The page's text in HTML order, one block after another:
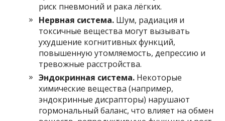
риск пневмоний и рака лёгких.
Нервная система. Шум, радиация и
токсичные вещества могут вызывать
ухудшение когнитивных функций,
повышенную утомляемость, депрессию и
тревожные расстройства.
Эндокринная система. Некоторые
химические вещества (например,
эндокринные дисрапторы) нарушают
гормональный баланс, что влияет на обмен